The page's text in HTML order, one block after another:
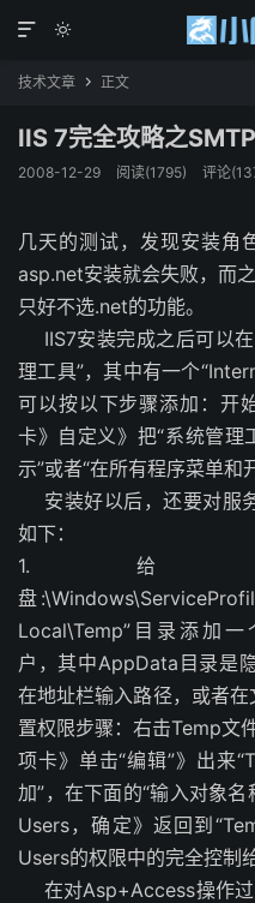


技术文章  正文
IIS 7完全攻略之
2008-12-29 阅读(1795) 评论
几天的测试，发现安装角
asp.net安装就会失败，而
只好不选.net的功能。
IIS7安装完成之后可以在
理工具”，其中有一个
可以按以下步骤添加：开
卡》自定义》把“系统管理
示”或者“在所有程序菜单和
安装好以后，还要对服
如下：
1.给
盘
Local\Temp”目录添加一
户，其中AppData目录是
在地址栏输入路径，或者
置权限步骤：右击Temp文
项卡》单击“编辑”》出来
加”，在下面的“输入对象
Users，确定》返回到
Users的权限中的完全控制
在对Asp+Access操作